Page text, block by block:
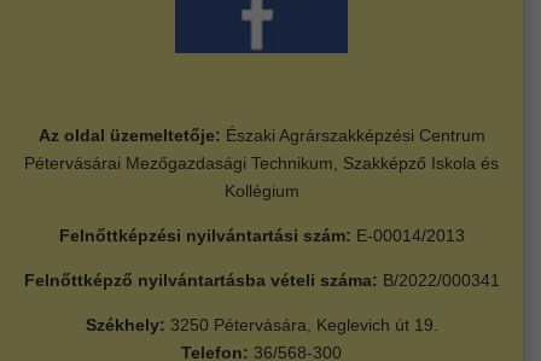
Az oldal üzemeltetője: Északi Agrárszakképzési Centrum
Pétervásárai Mezőgazdasági Technikum, Szakképző Iskola és
Kollégium
Felnőttképzési nyilvántartási szám: E-00014/2013
Felnőttképző nyilvántartásba vételi száma: B/2022/000341
Székhely: 3250 Pétervására, Keglevich út 19.
Telefon: 36/568-300